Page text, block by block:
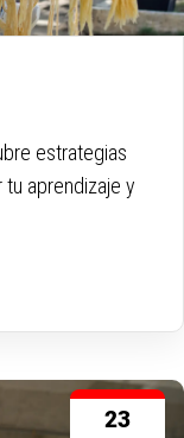
estrategias
aprendizaje y
23